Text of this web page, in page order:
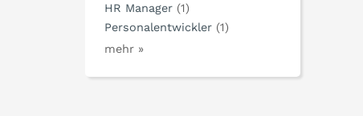
HR Manager (1)
Personalentwickler (1)
mehr »